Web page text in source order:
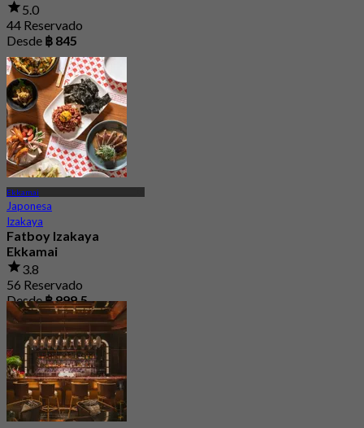
5.0
44 Reservado
Desde ฿ 845
Ekkamai
Japonesa
Izakaya
Fatboy Izakaya
Ekkamai
3.8
56 Reservado
Desde฿ 999.5